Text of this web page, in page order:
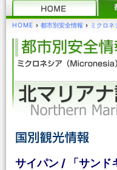
HOME › 都市別安全情報 › ミクロネ
サイパン / 「サン